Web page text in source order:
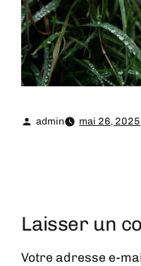
admin mai 26, 2025
Laisser un
Votre adresse e-